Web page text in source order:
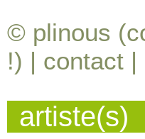
© plinous
!) | contact |
artiste(s)